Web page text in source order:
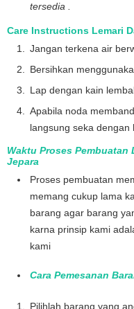
tersedia .
Care Instructions Lemari
Jangan terkena air
Bersihkan
Lap dengan kain
Apabila noda
langsung seka dengan
Waktu Proses
Jepara
Proses pembuatan
memang cukup lama
barang agar barang
karna prinsip kami
kami
Cara Pemesanan
Pilihlah barang yang